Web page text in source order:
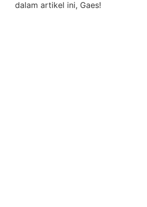
dalam artikel ini, Gaes!